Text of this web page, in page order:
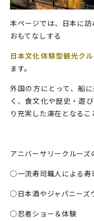
本ページでは、日本に
おもてなしする
日本文化体験型観光ク
ます。
外国の方にとって、船
く、食文化や歴史・遊
り充実した滞在となるこ
アニバーサリークルーズ
○一流寿司職人による寿
○日本酒やジャパニーズ
○忍者ショー＆体験